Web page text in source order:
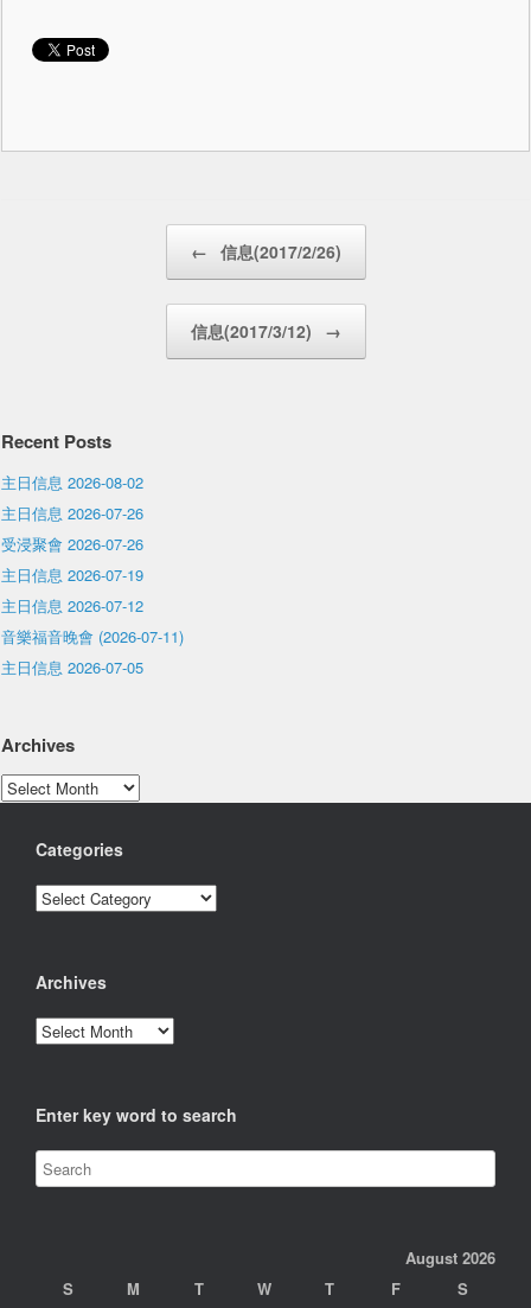
← 信息(2017/2/26)
信息(2017/3/12) →
Recent Posts
主日信息 2026-08-02
主日信息 2026-07-26
受浸聚會 2026-07-26
主日信息 2026-07-19
主日信息 2026-07-12
音樂福音晚會 (2026-07-11)
主日信息 2026-07-05
Archives
Archives
Categories
Categories
Archives
Archives
Enter key word to search
August 2026
S
M T W T F S